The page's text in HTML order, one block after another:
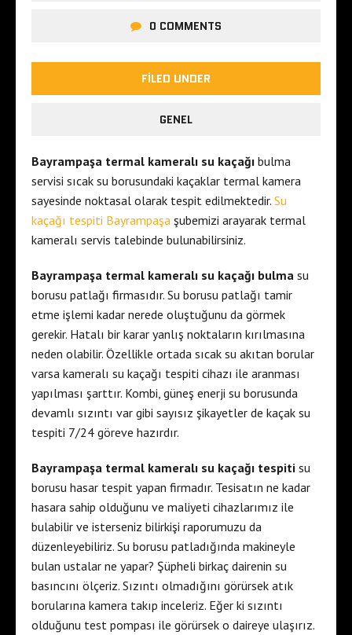
0 COMMENTS
FILED UNDER
GENEL
Bayrampaşa termal kameralı su kaçağı bulma
servisi sıcak su borusundaki kaçaklar termal kamera
sayesinde noktasal olarak tespit edilmektedir. Su
kaçağı tespiti Bayrampaşa şubemizi arayarak termal
kameralı servis talebinde bulunabilirsiniz.
Bayrampaşa termal kameralı su kaçağı bulma su
borusu patlağı firmasıdır. Su borusu patlağı tamir
etme işlemi kadar nerede oluştuğunu da görmek
gerekir. Hatalı bir karar yanlış noktaların kırılmasına
neden olabilir. Özellikle ortada sıcak su akıtan borular
varsa kameralı su kaçağı tespiti cihazı ile aranması
yapılması şarttır. Kombi, güneş enerji su borusunda
devamlı sızıntı var gibi sayısız şikayetler de kaçak su
tespiti 7/24 göreve hazırdır.
Bayrampaşa termal kameralı su kaçağı tespiti su
borusu hasar tespit yapan firmadır. Tesisatın ne kadar
hasara sahip olduğunu ve maliyeti cihazlarımız ile
bulabilir ve isterseniz bilirkişi raporumuzu da
düzenleyebiliriz. Su borusu patladığında makineyle
bulan ustalar ne yapar? Şüpheli birkaç dairenin su
basıncını ölçeriz. Sızıntı olmadığını görürsek atık
borularına kamera takıp inceleriz. Eğer ki sızıntı
olduğunu test pompası ile görürsek o daireye ulaşırız.